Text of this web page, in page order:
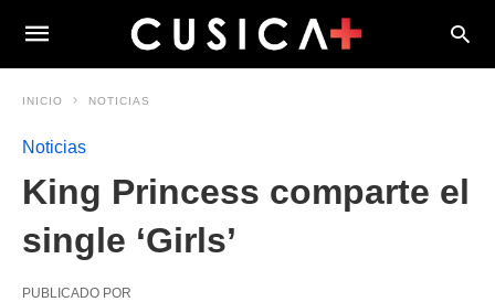
INICIO NOTICIAS
Noticias
King Princess comparte el
single ‘Girls’
PUBLICADO POR